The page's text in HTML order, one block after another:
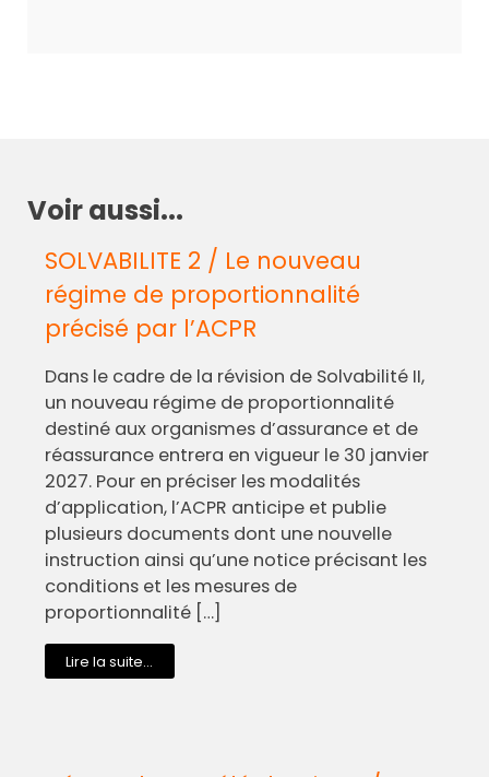
Voir aussi...
SOLVABILITE 2 / Le nouveau
régime de proportionnalité
précisé par l’ACPR
Dans le cadre de la révision de Solvabilité II,
un nouveau régime de proportionnalité
destiné aux organismes d’assurance et de
réassurance entrera en vigueur le 30 janvier
2027. Pour en préciser les modalités
d’application, l’ACPR anticipe et publie
plusieurs documents dont une nouvelle
instruction ainsi qu’une notice précisant les
conditions et les mesures de
proportionnalité […]
Lire la suite...